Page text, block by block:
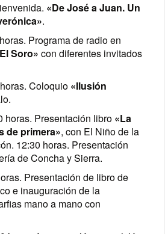
«De José a Juan. Un
.
Programa de radio en
Soro» con diferentes invitados
Coloquio «Ilusión
horas. Presentación libro «La
de primera», con El Niño de la
12:30 horas. Presentación
de Concha y Sierra.
Presentación de libro de
e inauguración de la
mano a mano con